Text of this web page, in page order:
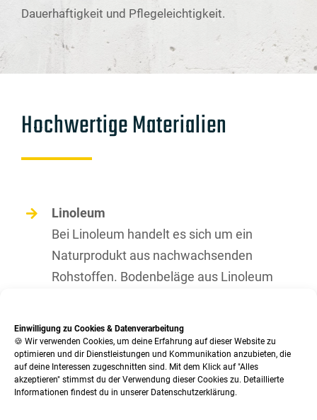
Einwilligung zu Cookies & Datenverarbeitung
🍪 Wir verwenden Cookies, um deine Erfahrung auf dieser Website zu
optimieren und dir Dienstleistungen und Kommunikation anzubieten, die
auf deine Interessen zugeschnitten sind. Mit dem Klick auf "Alles
akzeptieren" stimmst du der Verwendung dieser Cookies zu. Detaillierte
Informationen findest du in unserer Datenschutzerklärung.
Dauerhaftigkeit und Pflegeleichtigkeit.
Hochwertige Materialien
Linoleum
Bei Linoleum handelt es sich um ein
Naturprodukt aus nachwachsenden
Rohstoffen. Bodenbeläge aus Linoleum
PVC
PVC-Böden bestehen aus Kunststoff,
haben eine glatte Oberfläche, die